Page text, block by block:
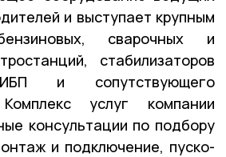
и выступает крупным
сварочных и
стабилизаторов
и сопутствующего
услуг компании
консультации по подбору
и подключение, пуско-